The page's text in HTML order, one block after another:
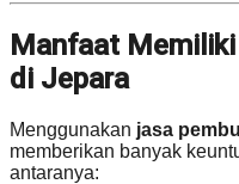
Manfaat
di Jepara
Menggunakan jasa
memberikan banyak
antaranya: